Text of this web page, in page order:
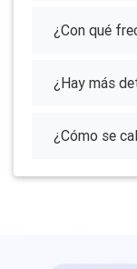
¿Con qué
¿Hay más
¿Cómo se